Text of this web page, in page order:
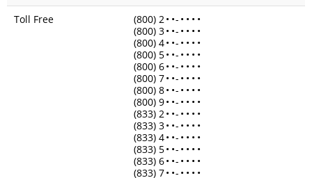
Toll Free
(800) 2• •- • • • •
(800) 3• •- • • • •
(800) 4• •- • • • •
(800) 5• •- • • • •
(800) 6• •- • • • •
(800) 7• •- • • • •
(800) 8• •- • • • •
(800) 9• •- • • • •
(833) 2• •- • • • •
(833) 3• •- • • • •
(833) 4• •- • • • •
(833) 5• •- • • • •
(833) 6• •- • • • •
(833) 7• •- • • • •